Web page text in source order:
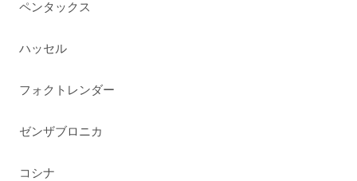
ペンタックス
ハッセル
フォクトレンダー
ゼンザブロニカ
コシナ